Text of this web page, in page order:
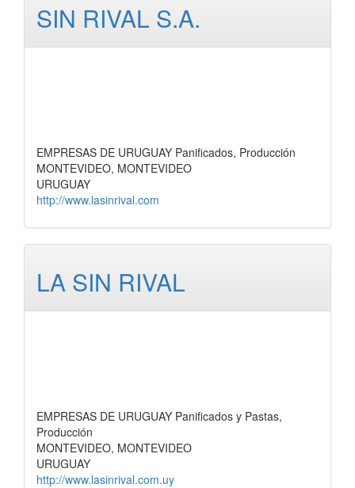
SIN RIVAL S.A.
EMPRESAS DE URUGUAY Panificados, Producción
MONTEVIDEO, MONTEVIDEO
URUGUAY
http://www.lasinrival.com
LA SIN RIVAL
EMPRESAS DE URUGUAY Panificados y Pastas,
Producción
MONTEVIDEO, MONTEVIDEO
URUGUAY
http://www.lasinrival.com.uy